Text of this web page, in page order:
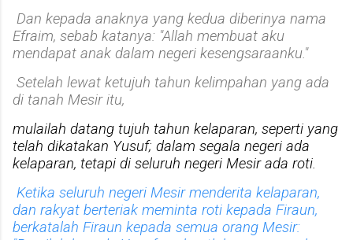
Dan kepada anaknya yang kedua diberinya nama
Efraim, sebab katanya: "Allah membuat aku
mendapat anak dalam negeri kesengsaraanku."
Setelah lewat ketujuh tahun kelimpahan yang ada
di tanah Mesir itu,
mulailah datang tujuh tahun kelaparan, seperti yang
telah dikatakan Yusuf; dalam segala negeri ada
kelaparan, tetapi di seluruh negeri Mesir ada roti.
Ketika seluruh negeri Mesir menderita kelaparan,
dan rakyat berteriak meminta roti kepada Firaun,
berkatalah Firaun kepada semua orang Mesir: